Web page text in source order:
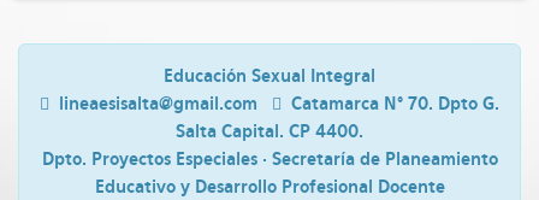
Educación Sexual Integral
lineaesisalta@gmail.com
Catamarca N° 70. Dpto G.
Salta Capital. CP 4400.
Dpto. Proyectos Especiales · Secretaría de Planeamiento
Educativo y Desarrollo Profesional Docente